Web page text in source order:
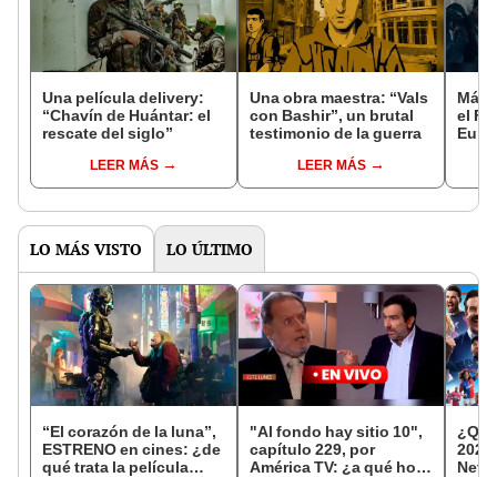
Una película delivery:
“Chavín de Huántar: el
rescate del siglo”
LEER MÁS
Una obra maestra: “Vals
con Bashir”, un brutal
testimonio de la guerra
LEER MÁS
Más
el
LO MÁS VISTO LO ÚLTIMO
“El corazón de la luna”,
ESTRENO en cines: ¿de
qué trata la película
"Al fondo hay sitio 10",
capítulo 229, por
América TV: ¿a qué hora